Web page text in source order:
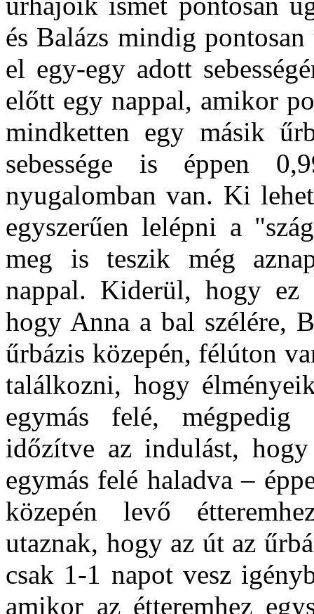
és Balázs mindig
el egy-egy adott
előtt egy nappal, amikor
mindketten egy másik
sebessége is éppen
nyugalomban van. Ki
egyszerűen lelépni a
meg is teszik még
nappal. Kiderül, hogy ez
hogy Anna a bal szélére,
űrbázis közepén, félúton
találkozni, hogy
egymás felé, mégpedig
időzítve az indulást,
egymás felé haladva –
közepén levő
utaznak, hogy az út az
csak 1-1 napot vesz
amikor az étteremhez